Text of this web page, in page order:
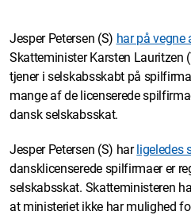
Jesper Petersen (S) har på
Skatteminister Karsten Lauritzen
tjener i selskabsskabt på
mange af de licenserede
dansk selskabsskat.
Jesper Petersen (S) harligeledes
dansklicenserede spilfirmaer er
selskabsskat. Skatteministeren
at ministeriet ikke har mulighed